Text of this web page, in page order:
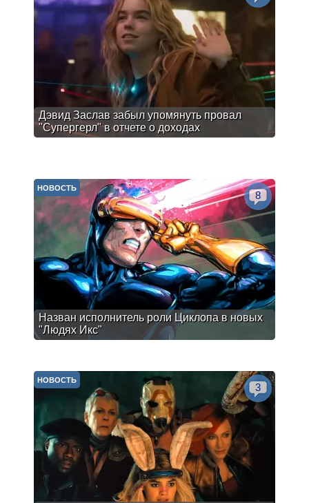
Дэвид Заслав забыл упомянуть провал
"Супергерл" в отчете о доходах
Назван исполнитель роли Циклопа в новых
"Людях Икс"
НОВОСТЬ
8
НОВОСТЬ
3